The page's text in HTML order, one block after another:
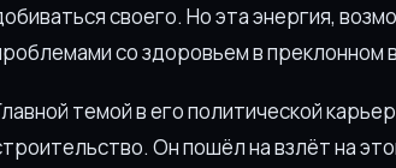
своего. Но эта энергия,
со здоровьем в преклонном
темой в его политической
Он пошёл на взлёт на